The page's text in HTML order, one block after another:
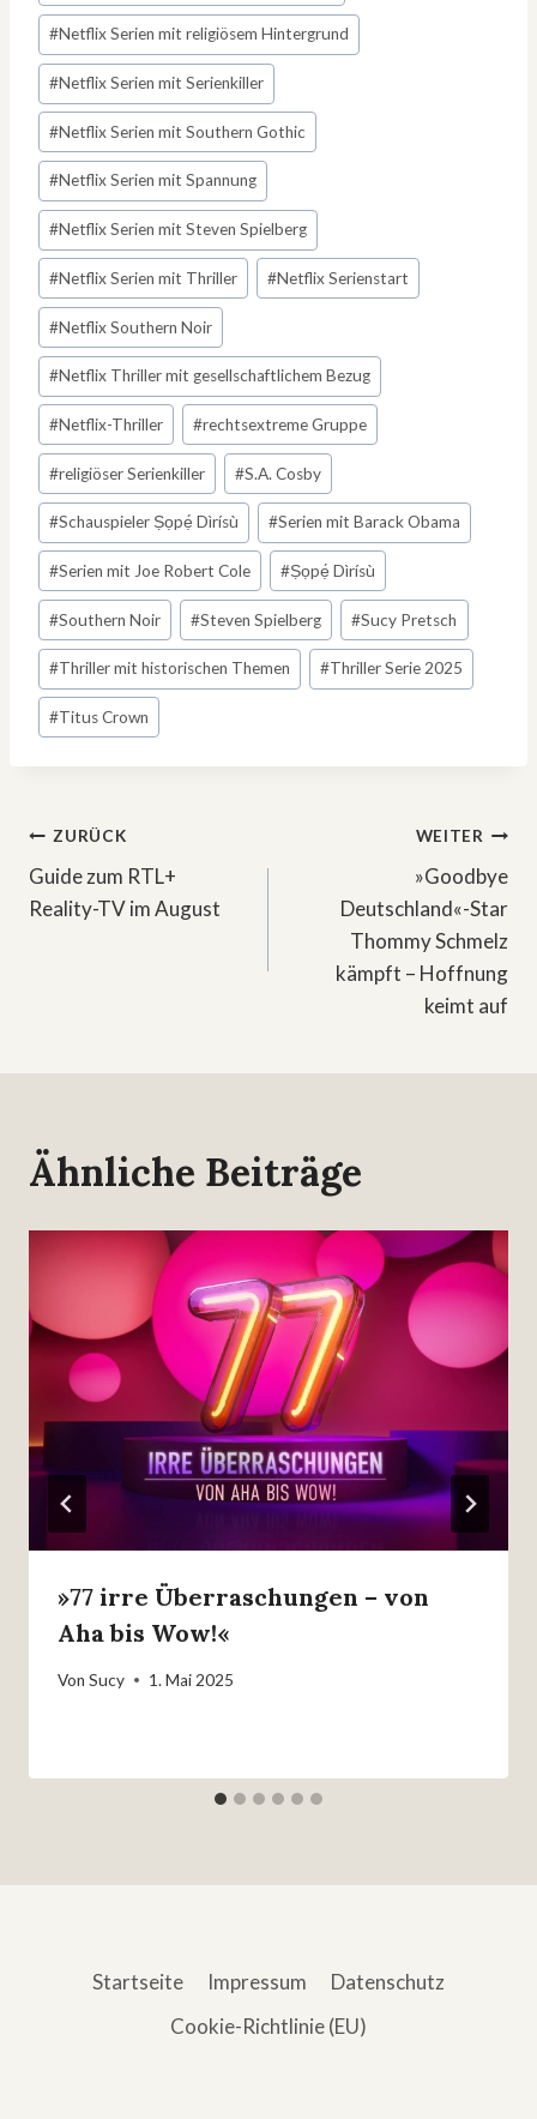
#Netflix Serien mit religiösem Hintergrund
#Netflix Serien mit Serienkiller
#Netflix Serien mit Southern Gothic
#Netflix Serien mit Spannung
#Netflix Serien mit Steven Spielberg
#Netflix Serien mit Thriller #Netflix Serienstart
#Netflix Southern Noir
#Netflix Thriller mit gesellschaftlichem Bezug
#Netflix-Thriller #rechtsextreme Gruppe
#religiöser Serienkiller #S.A. Cosby
#Schauspieler Ṣọpẹ́ Dìrísù #Serien mit Barack Obama
#Serien mit Joe Robert Cole #Ṣọpẹ́ Dìrísù
#Southern Noir #Steven Spielberg #Sucy Pretsch
#Thriller mit historischen Themen #Thriller Serie 2025
#Titus Crown
Beitragsnavigation
ZURÜCK
Guide zum RTL+
Reality-TV im August
WEITER
»Goodbye
Deutschland«-Star
Thommy Schmelz
kämpft – Hoffnung
keimt auf
Ähnliche Beiträge
»77 irre Überraschungen – von
Aha bis Wow!«
Von Sucy 1. Mai 2025
Startseite Impressum
Datenschutz
Cookie-Richtlinie (EU)